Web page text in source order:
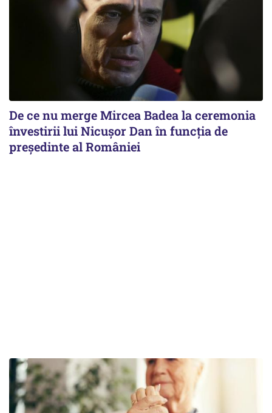
De ce nu merge Mircea Badea la ceremonia
învestirii lui Nicușor Dan în funcția de
președinte al României